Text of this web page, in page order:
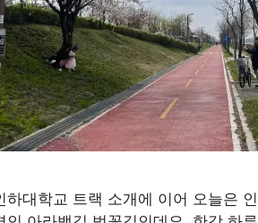
하대학교 트랙 소개에 이어 오늘은